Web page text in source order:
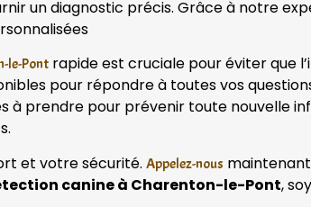
un diagnostic précis. Grâce à notre
le-Pont rapide est cruciale pour éviter que
pour répondre à toutes vos
à prendre pour prévenir toute nouvelle
et votre sécurité. Appelez-nous
canine à Charenton-le-Pont,